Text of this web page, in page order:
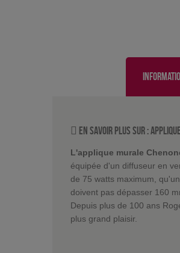
En savoir plus sur :
L'applique murale
équipée d'un diffuseur en
de 75 watts maximum,
doivent pas dépasser 160
Depuis plus de 100 ans
plus grand plaisir.